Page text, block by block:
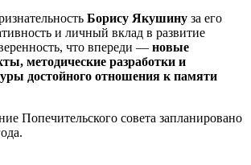
Борису Якушину за его
и личный вклад в развитие
что впереди — новые
методические разработки и
достойного отношения к памяти
Попечительского совета запланировано